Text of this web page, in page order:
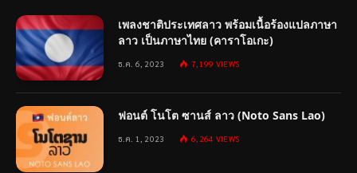
เพลงชาติประเทศลาว พร้อมเนื้อร้องแปลภาษา
ลาว เป็นภาษาไทย (คาราโอเกะ)
ธ.ค. 6, 2023 7,199 VIEWS
ฟอนต์ โนโต ซานส์ ลาว (Noto Sans Lao)
ธ.ค. 1, 2023 6,264 VIEWS